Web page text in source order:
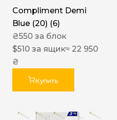
Compliment Demi
Blue (20) (6)
₴550 за блок
$510 за ящик≈ 22 950
₴
Купить